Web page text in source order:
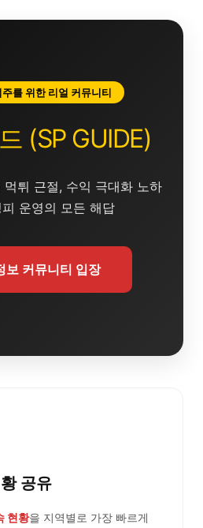
를 위한 리얼 커뮤니티
(SP GUIDE)
튀 근절, 수익 극대화 노하
운영의 모든 해답
보 커뮤니티 입장
공유
현황을 지역별로 가장 빠르게